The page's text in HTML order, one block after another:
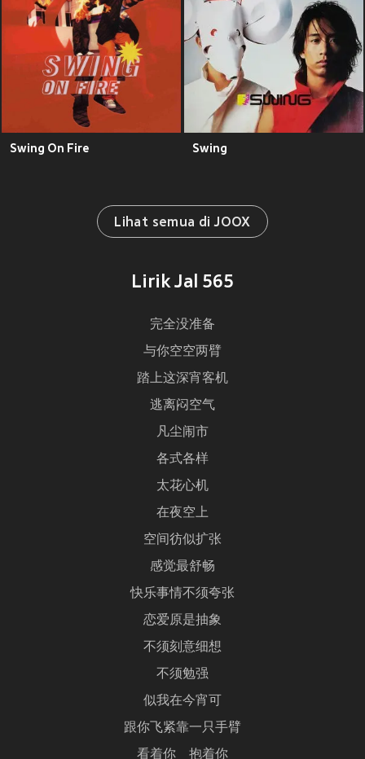
Swing On Fire Swing
Lihat semua di JOOX
Lirik Jal 565
完全没准备
与你空空两臂
踏上这深宵客机
逃离闷空气
凡尘闹市
各式各样
太花心机
在夜空上
空间彷似扩张
感觉最舒畅
快乐事情不须夸张
恋爱原是抽象
不须刻意细想
不须勉强
似我在今宵可
跟你飞紧靠一只手臂
看着你 抱着你